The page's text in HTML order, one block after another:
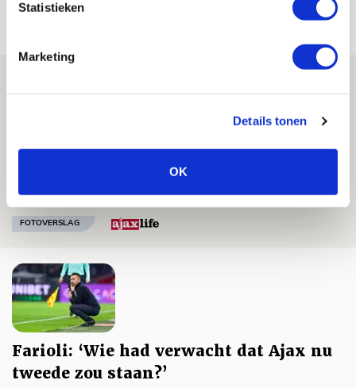
Statistieken
Marketing
Details tonen
OK
2-2.
Wonderschone pegel Gaaei verliest
glans door gelijkspel tegen FC Utrecht
FOTOVERSLAG
Farioli: ‘Wie had verwacht dat Ajax nu
tweede zou staan?’